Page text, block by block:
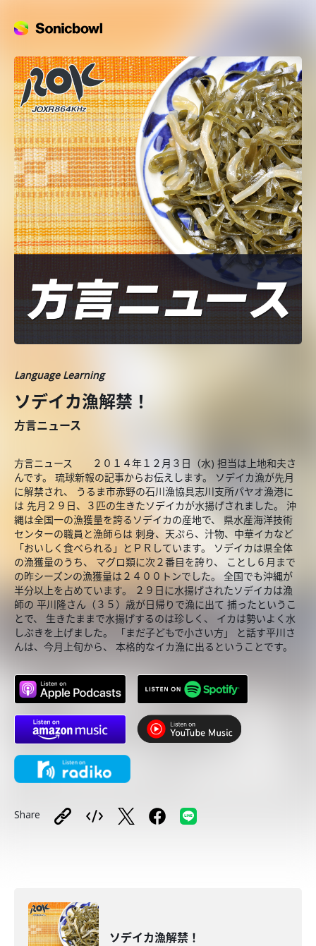
Language Learning
ソデイカ漁解禁！
方言ニュース
方言ニュース ２０１４年１２月３日（水) 担当は上地和夫さ
んです。 琉球新報の記事からお伝えします。 ソデイカ漁が先月
に解禁され、 うるま市赤野の石川漁協具志川支所パヤオ漁港に
は 先月２９日、３匹の生きたソデイカが水揚げされました。 沖
縄は全国一の漁獲量を誇るソデイカの産地で、 県水産海洋技術
センターの職員と漁師らは 刺身、天ぷら、汁物、中華イカなど
「おいしく食べられる」とＰＲしています。 ソデイカは県全体
の漁獲量のうち、 マグロ類に次２番目を誇り、 ことし６月まで
の昨シーズンの漁獲量は２４００トンでした。 全国でも沖縄が
半分以上を占めています。 ２９日に水揚げされたソデイカは漁
師の 平川隆さん（３５）歳が日帰りで漁に出て 捕ったというこ
とで、 生きたままで水揚げするのは珍しく、 イカは勢いよく水
しぶきを上げました。 「まだ子どもで小さい方」 と話す平川さ
んは、今月上旬から、 本格的なイカ漁に出るということです。
Share
ソデイカ漁解禁！